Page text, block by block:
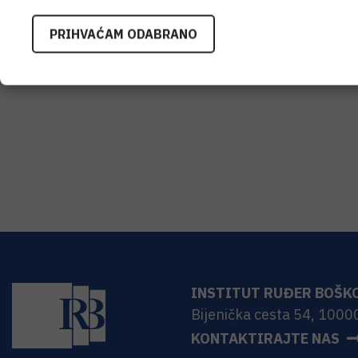
INSTITUT RUĐER
Bijenička cesta 54,
KONTAKTIRAJTE NAS
PRIHVAĆAM ODABRANO